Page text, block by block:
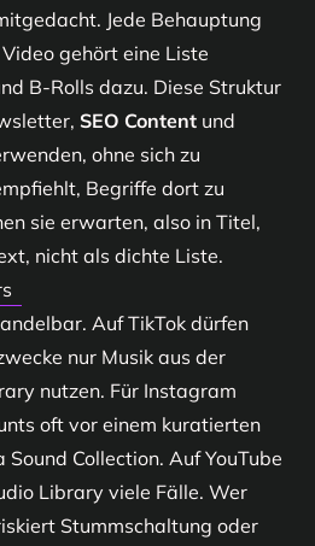
Jede Behauptung
gehört eine Liste
B-Rolls dazu. Diese Struktur
SEO Contentund
ohne sich zu
Begriffe dort zu
sie erwarten, also in Titel,
nicht als dichte Liste.
Auf TikTok dürfen
nur Musik aus der
nutzen. Für Instagram
oft vor einem kuratierten
Collection. Auf YouTube
Library viele Fälle. Wer
Stummschaltung oder